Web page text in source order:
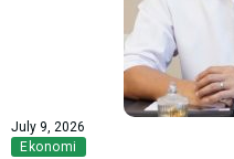
July 9, 2026
Ekonomi